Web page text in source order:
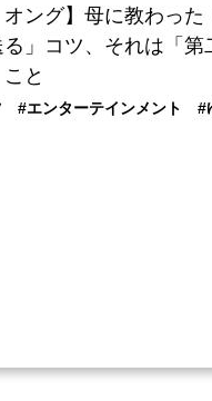
オング】母に教わった
」コツ、それは「第
と
#エンターテインメント
#